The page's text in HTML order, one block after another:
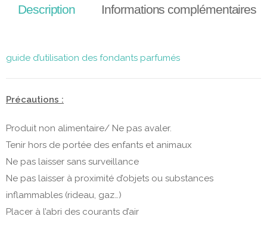
Description Informations complémentaires
guide d’utilisation des fondants parfumés
Précautions :
Produit non alimentaire/ Ne pas avaler.
Tenir hors de portée des enfants et animaux
Ne pas laisser sans surveillance
Ne pas laisser à proximité d’objets ou substances
inflammables (rideau, gaz…)
Placer à l’abri des courants d’air